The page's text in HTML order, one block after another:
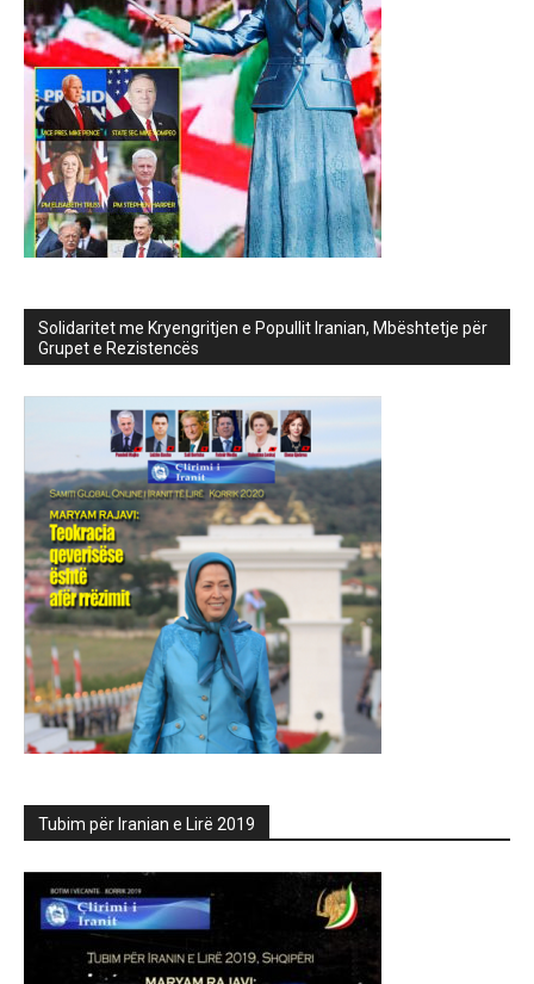
Solidaritet me Kryengritjen e Popullit Iranian, Mbështetje për
Grupet e Rezistencës
Tubim për Iranian e Lirë 2019